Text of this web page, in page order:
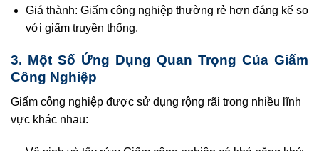
Giá thành: Giấm công nghiệp thường rẻ hơn đáng kể so
với giấm truyền thống.
3. Một Số Ứng Dụng Quan Trọng Của Giấm
Công Nghiệp
Giấm công nghiệp được sử dụng rộng rãi trong nhiều lĩnh
vực khác nhau: